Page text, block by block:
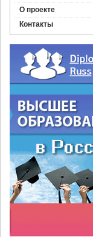
О проекте
Контакты